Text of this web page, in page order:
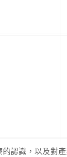
認識，以及